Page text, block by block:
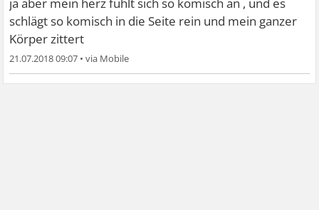
schlägt so komisch in die Seite rein und mein ganzer
Körper zittert
21.07.2018 09:07 •